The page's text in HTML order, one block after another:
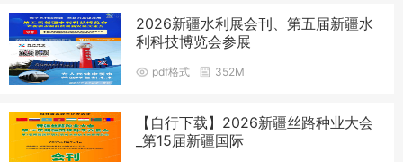
2026新疆水利展会刊、第五届新疆水
利科技博览会参展
pdf格式 352M
【自行下载】2026新疆丝路种业大会
_第15届新疆国际